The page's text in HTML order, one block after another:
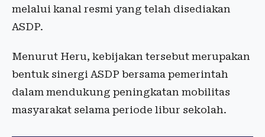
melalui kanal resmi yang telah disediakan
ASDP.
Menurut Heru, kebijakan tersebut merupakan
bentuk sinergi ASDP bersama pemerintah
dalam mendukung peningkatan mobilitas
masyarakat selama periode libur sekolah.